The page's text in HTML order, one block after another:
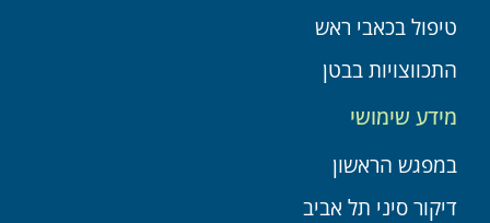
טיפול בכאבי ראש
התכווצויות בבטן
מידע שימושי
במפגש הראשון
דיקור סיני תל אביב